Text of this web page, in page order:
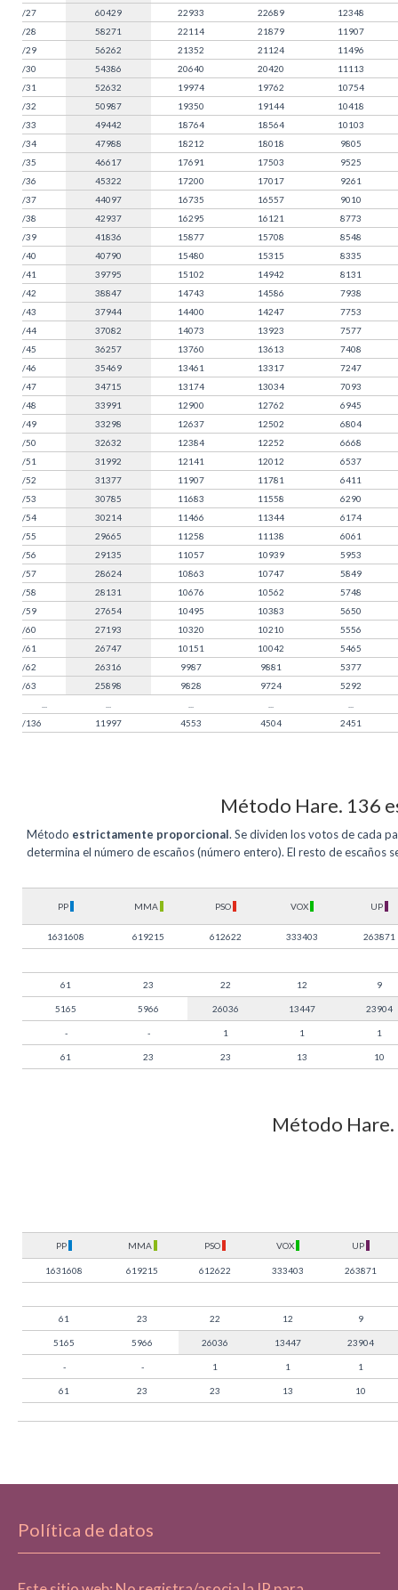
/27
60429 22933 22689
12348
/28
58271 22114 21879
11907
/29
56262 21352 21124
11496
/30
54386 20640 20420
11113
/31
52632 19974 19762
10754
/32
50987 19350 19144
10418
/33
49442 18764 18564
10103
/34
47988 18212 18018
9805
/35
46617 17691 17503
9525
/36
45322 17200 17017
9261
/37
44097 16735 16557
9010
/38
42937 16295 16121
8773
/39
41836 15877 15708
8548
/40
40790 15480 15315
8335
/41
39795 15102 14942
8131
/42
38847 14743 14586
7938
/43
37944 14400 14247
7753
/44
37082 14073 13923
7577
/45
36257 13760 13613
7408
/46
35469 13461 13317
7247
/47
34715 13174 13034
7093
/48
33991 12900 12762
6945
/49
33298 12637 12502
6804
/50
32632 12384 12252
6668
/51
31992 12141 12012
6537
/52
31377 11907 11781
6411
/53
30785 11683 11558
6290
/54
30214 11466 11344
6174
/55
29665 11258 11138
6061
/56
29135 11057 10939
5953
/57
28624 10863 10747
5849
/58
28131 10676 10562
5748
/59
27654 10495 10383
5650
/60
27193 10320 10210
5556
/61
26747 10151 10042
5465
/62
26316 9987 9881
5377
/63
25898 9828 9724
5292
/136
11997 4553 4504 2451
Método Hare. 136
Método estrictamente proporcional. Se dividen los votos de cada
determina el número de escaños (número entero). El resto de escaños
PP MMA PSO VOX UP
1631608 619215 612622 333403 263871
61 23 22 12 9
5165 5966 26036 13447 23904
- - 1 1 1
61 23 23 13 10
Método Hare.
PP MMA PSO VOX UP
1631608 619215 612622 333403 263871
61 23 22 12 9
5165 5966 26036 13447 23904
- - 1 1 1
61 23 23 13 10
Política de datos